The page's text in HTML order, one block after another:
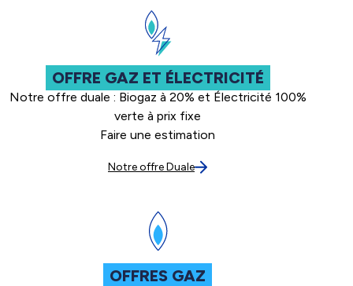
OFFRE GAZ ET ÉLECTRICITÉ
Notre offre duale : Biogaz à 20% et Électricité 100%
verte à prix fixe
Faire une estimation
Notre offre Duale
OFFRES GAZ